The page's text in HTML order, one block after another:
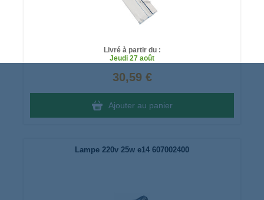
Livré à partir du :
Jeudi 27 août
30,59 €
Ajouter au panier
Lampe 220v 25w e14 607002400